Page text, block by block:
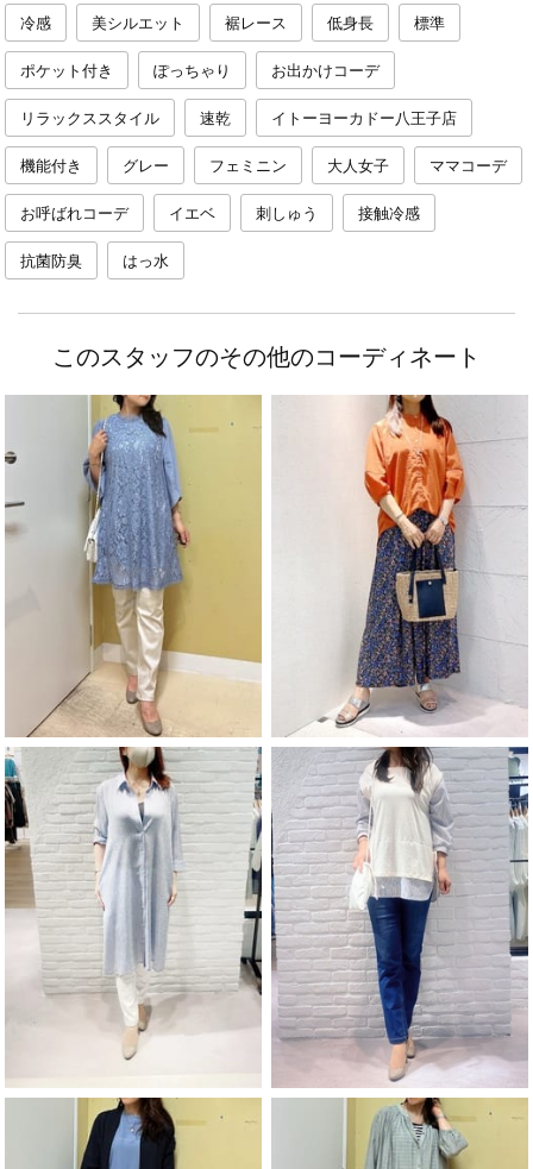
冷感 美シルエット 裾レース 低身長 標準
ポケット付き ぽっちゃり お出かけコーデ
リラックススタイル 速乾 イトーヨーカドー八王子店
機能付き グレー フェミニン 大人女子 ママコーデ
お呼ばれコーデ イエベ 刺しゅう 接触冷感
抗菌防臭 はっ水
このスタッフのその他のコーディネート